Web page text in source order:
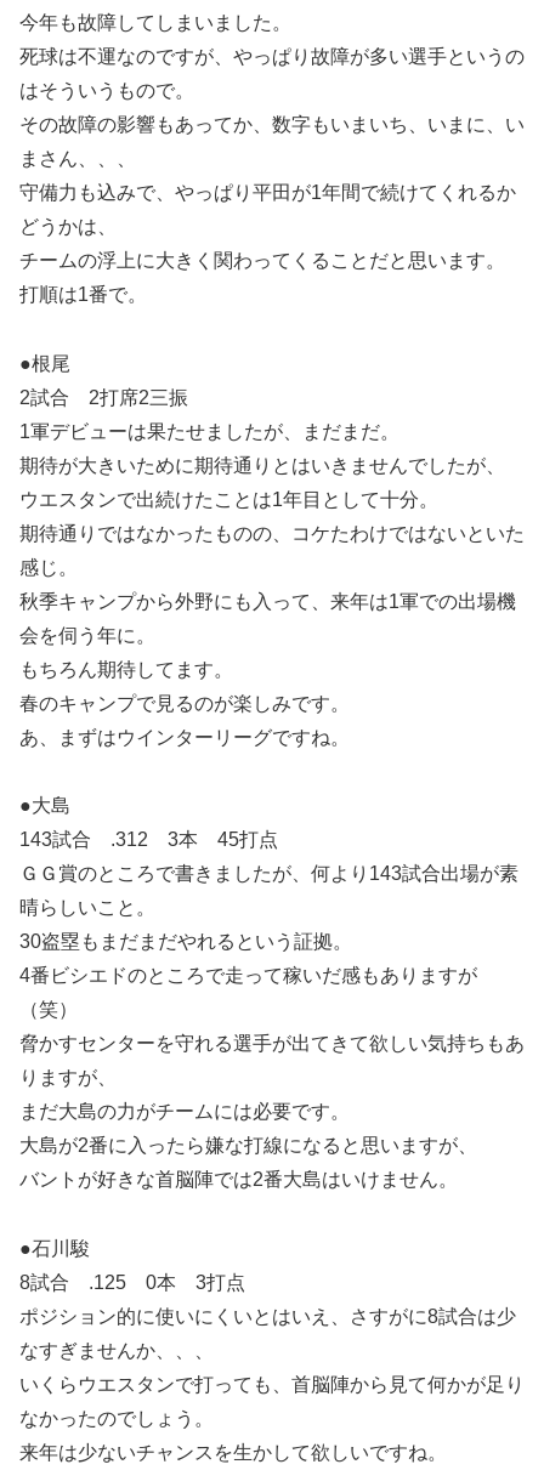
今年も故障してしまいました。
死球は不運なのですが、やっぱり故障が多い選手というの
はそういうもので。
その故障の影響もあってか、数字もいまいち、いまに、い
まさん、、、
守備力も込みで、やっぱり平田が1年間で続けてくれるか
どうかは、
チームの浮上に大きく関わってくることだと思います。
打順は1番で。
●根尾
2試合 2打席2三振
1軍デビューは果たせましたが、まだまだ。
期待が大きいために期待通りとはいきませんでしたが、
ウエスタンで出続けたことは1年目として十分。
期待通りではなかったものの、コケたわけではないといた
感じ。
秋季キャンプから外野にも入って、来年は1軍での出場機
会を伺う年に。
もちろん期待してます。
春のキャンプで見るのが楽しみです。
あ、まずはウインターリーグですね。
●大島
143試合 .312 3本 45打点
ＧＧ賞のところで書きましたが、何より143試合出場が素
晴らしいこと。
30盗塁もまだまだやれるという証拠。
4番ビシエドのところで走って稼いだ感もありますが
（笑）
脅かすセンターを守れる選手が出てきて欲しい気持ちもあ
りますが、
まだ大島の力がチームには必要です。
大島が2番に入ったら嫌な打線になると思いますが、
バントが好きな首脳陣では2番大島はいけません。
●石川駿
8試合 .125 0本 3打点
ポジション的に使いにくいとはいえ、さすがに8試合は少
なすぎませんか、、、
いくらウエスタンで打っても、首脳陣から見て何かが足り
なかったのでしょう。
来年は少ないチャンスを生かして欲しいですね。